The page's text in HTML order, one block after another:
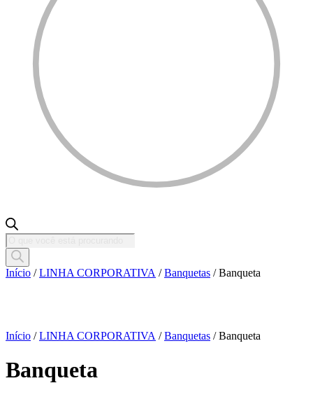
Pesquisar
produtos
Início /LINHA CORPORATIVA /Banquetas / Banqueta
Início /LINHA CORPORATIVA /Banquetas / Banqueta
Banqueta